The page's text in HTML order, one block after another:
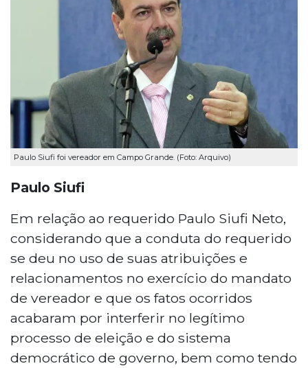
Paulo Siufi foi vereador em Campo Grande. (Foto: Arquivo)
Paulo Siufi
Em relação ao requerido Paulo Siufi Neto,
considerando que a conduta do requerido
se deu no uso de suas atribuições e
relacionamentos no exercício do mandato
de vereador e que os fatos ocorridos
acabaram por interferir no legítimo
processo de eleição e do sistema
democrático de governo, bem como tendo